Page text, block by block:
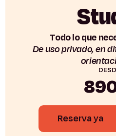
Todo lo que
De uso privado, en
Reserva ya